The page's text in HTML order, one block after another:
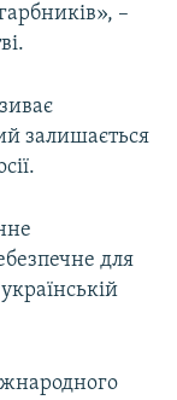
–
залишається
для